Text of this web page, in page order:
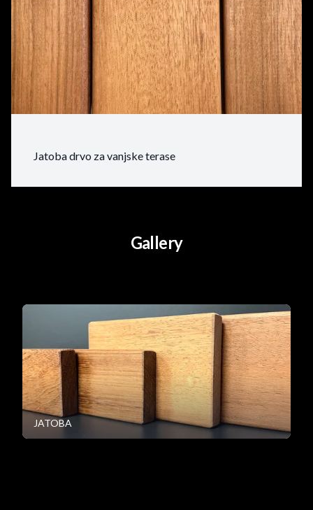
Jatoba drvo za vanjske terase
Gallery
JATOBA